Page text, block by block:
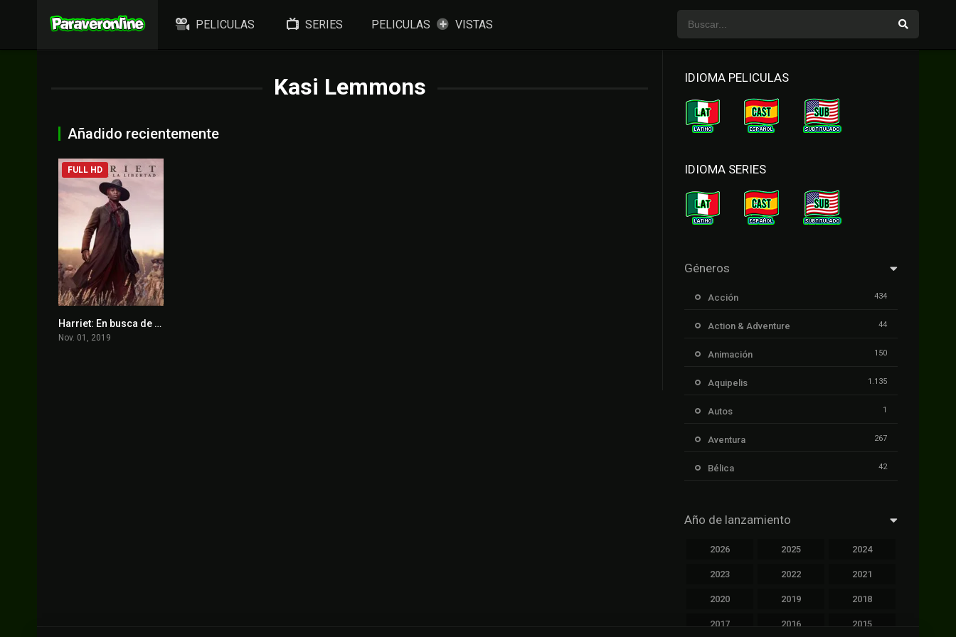
PELICULAS SERIES PELICULAS VISTAS
Kasi Lemmons
Añadido recientemente
6.7
FULL HD
Harriet: En busca de la libertad
Nov. 01, 2019
IDIOMA PELICULAS
IDIOMA SERIES
Géneros
Acción 434
Action & Adventure 44
Animación 150
Aquipelis 1.135
Autos 1
Aventura 267
Bélica 42
Cinecalidad
Cinetux 1.139
Año de lanzamiento
2026 2025 2024
2023 2022 2021
2020 2019 2018
2017 2016 2015